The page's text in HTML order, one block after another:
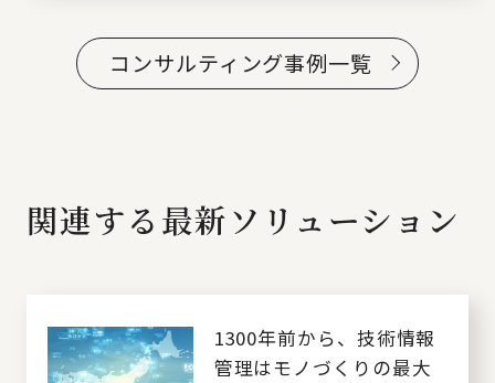
コンサルティング事例一覧
関連する最新ソリューション
1300年前から、技術情報
管理はモノづくりの最大